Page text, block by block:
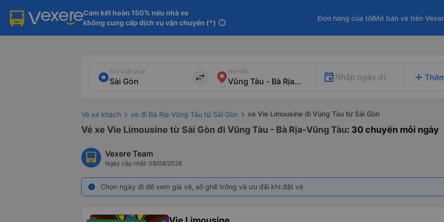
Cam kết hoàn 150% nếu nhà xe
không cung cấp dịch vụ vận chuyển (*) info
Đơn hàng của tôiMở bán vé trên
Nơi xuất phát
import_export
Nơi đến
Nhập ngày đi add
Vé xe khách xe đi Bà Rịa-Vũng Tàu từ Sài Gòn xe Vie Limousine đi Vũng Tàu từ Sài Gòn
Vé xe Vie Limousine từ Sài Gòn đi Vũng Tàu - Bà Rịa-Vũng Tàu: 30 chuyến mỗi ngày
Vexere Team
Ngày cập nhật: 08/08/2026
info Chọn ngày đi để xem giá vé, số ghế trống và ưu đãi khi đặt vé